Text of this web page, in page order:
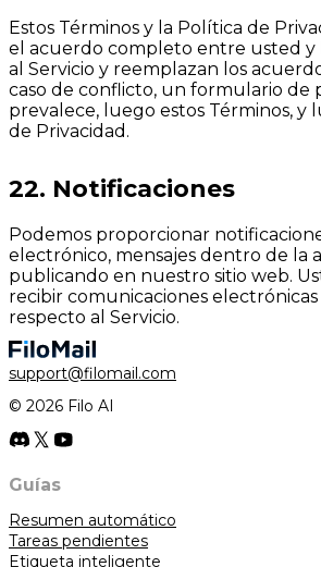
Estos Términos y la Política de
el acuerdo completo entre usted y
al Servicio y reemplazan los
caso de conflicto, un formulario de
prevalece, luego estos Términos, y
de Privacidad.
22. Notificaciones
Podemos proporcionar
electrónico, mensajes dentro de la
publicando en nuestro sitio web.
recibir comunicaciones
respecto al Servicio.
support@filomail.com
© 2026 Filo AI
Guías
Resumen automático
Tareas pendientes
Etiqueta inteligente